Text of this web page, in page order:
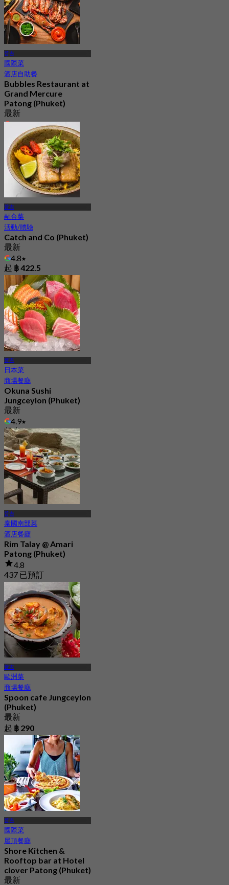
普吉
國際菜
酒店自助餐
Bubbles Restaurant at
Grand Mercure
Patong (Phuket)
最新
4.2
฿ 596.66
普吉
融合菜
活動/體驗
Catch and Co (Phuket)
最新
4.8
起 ฿ 422.5
普吉
日本菜
商場餐廳
Okuna Sushi
Jungceylon (Phuket)
最新
4.9
起฿ 616.66
普吉
泰國南部菜
酒店餐廳
Rim Talay @ Amari
Patong (Phuket)
4.8
437 已預訂
฿ 412.5
普吉
歐洲菜
商場餐廳
Spoon cafe Jungceylon
(Phuket)
最新
起 ฿ 290
普吉
國際菜
屋頂餐廳
Shore Kitchen &
Rooftop bar at Hotel
clover Patong (Phuket)
最新